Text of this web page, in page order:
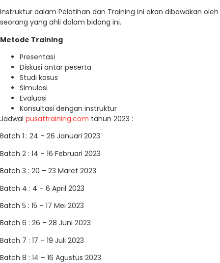
Instruktur dalam Pelatihan dan Training ini akan dibawakan oleh
seorang yang ahli dalam bidang ini.
Metode Training
Presentasi
Diskusi antar peserta
Studi kasus
Simulasi
Evaluasi
Konsultasi dengan instruktur
Jadwal pusattraining.com tahun 2023 :
Batch 1 : 24 – 26 Januari 2023
Batch 2 : 14 – 16 Februari 2023
Batch 3 : 20 – 23 Maret 2023
Batch 4 : 4 – 6 April 2023
Batch 5 : 15 – 17 Mei 2023
Batch 6 : 26 – 28 Juni 2023
Batch 7 : 17 – 19 Juli 2023
Batch 8 : 14 – 16 Agustus 2023